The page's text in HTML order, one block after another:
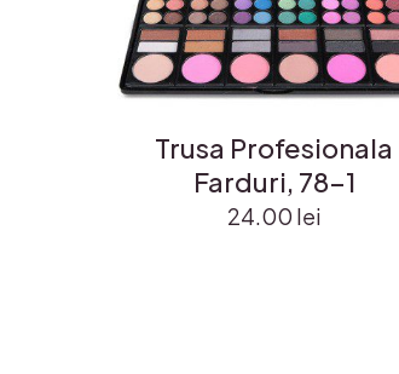
Trusa Profesionala
Farduri, 78-1
24.00 lei